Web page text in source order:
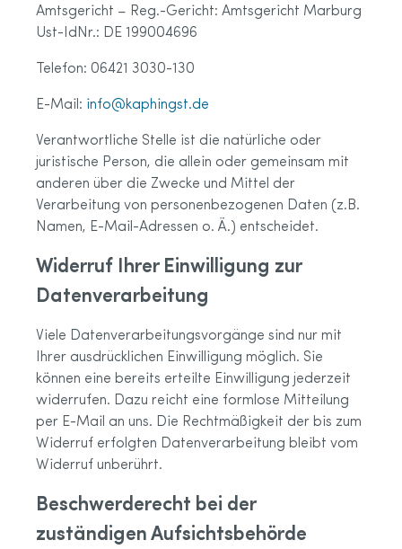
Amtsgericht – Reg.-Gericht: Amtsgericht Marburg
Ust-IdNr.: DE 199004696
Telefon: 06421 3030-130
E-Mail: info@kaphingst.de
Verantwortliche Stelle ist die natürliche oder
juristische Person, die allein oder gemeinsam mit
anderen über die Zwecke und Mittel der
Verarbeitung von personenbezogenen Daten (z.B.
Namen, E-Mail-Adressen o. Ä.) entscheidet.
Widerruf Ihrer Einwilligung zur
Datenverarbeitung
Viele Datenverarbeitungsvorgänge sind nur mit
Ihrer ausdrücklichen Einwilligung möglich. Sie
können eine bereits erteilte Einwilligung jederzeit
widerrufen. Dazu reicht eine formlose Mitteilung
per E-Mail an uns. Die Rechtmäßigkeit der bis zum
Widerruf erfolgten Datenverarbeitung bleibt vom
Widerruf unberührt.
Beschwerderecht bei der
zuständigen Aufsichtsbehörde